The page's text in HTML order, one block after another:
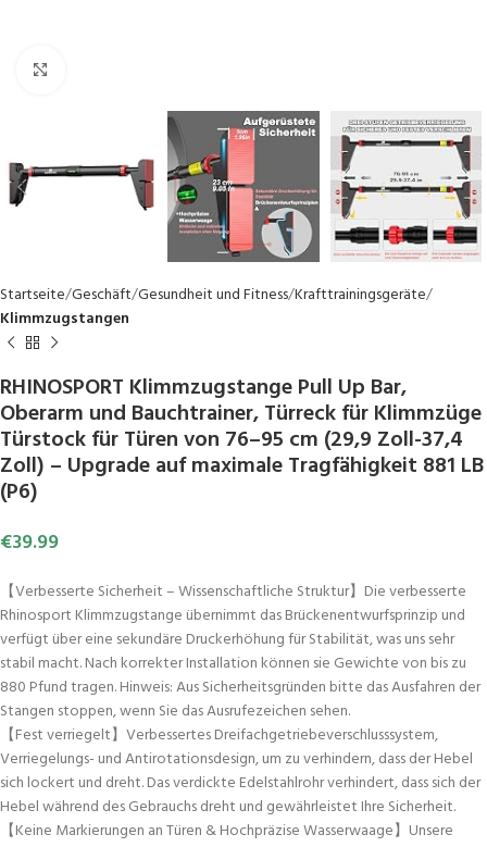
Startseite Geschäft Gesundheit und Fitness Krafttrainingsgeräte
Klimmzugstangen
RHINOSPORT Klimmzugstange Pull Up Bar,
Oberarm und Bauchtrainer, Türreck für Klimmzüge
Türstock für Türen von 76–95 cm (29,9 Zoll-37,4
Zoll) – Upgrade auf maximale Tragfähigkeit 881 LB
(P6)
€39.99
【Verbesserte Sicherheit – Wissenschaftliche Struktur】Die verbesserte
Rhinosport Klimmzugstange übernimmt das Brückenentwurfsprinzip und
verfügt über eine sekundäre Druckerhöhung für Stabilität, was uns sehr
stabil macht. Nach korrekter Installation können sie Gewichte von bis zu
880 Pfund tragen. Hinweis: Aus Sicherheitsgründen bitte das Ausfahren der
Stangen stoppen, wenn Sie das Ausrufezeichen sehen.
【Fest verriegelt】Verbessertes Dreifachgetriebeverschlusssystem,
Verriegelungs- und Antirotationsdesign, um zu verhindern, dass der Hebel
sich lockert und dreht. Das verdickte Edelstahlrohr verhindert, dass sich der
Hebel während des Gebrauchs dreht und gewährleistet Ihre Sicherheit.
【Keine Markierungen an Türen & Hochpräzise Wasserwaage】Unsere